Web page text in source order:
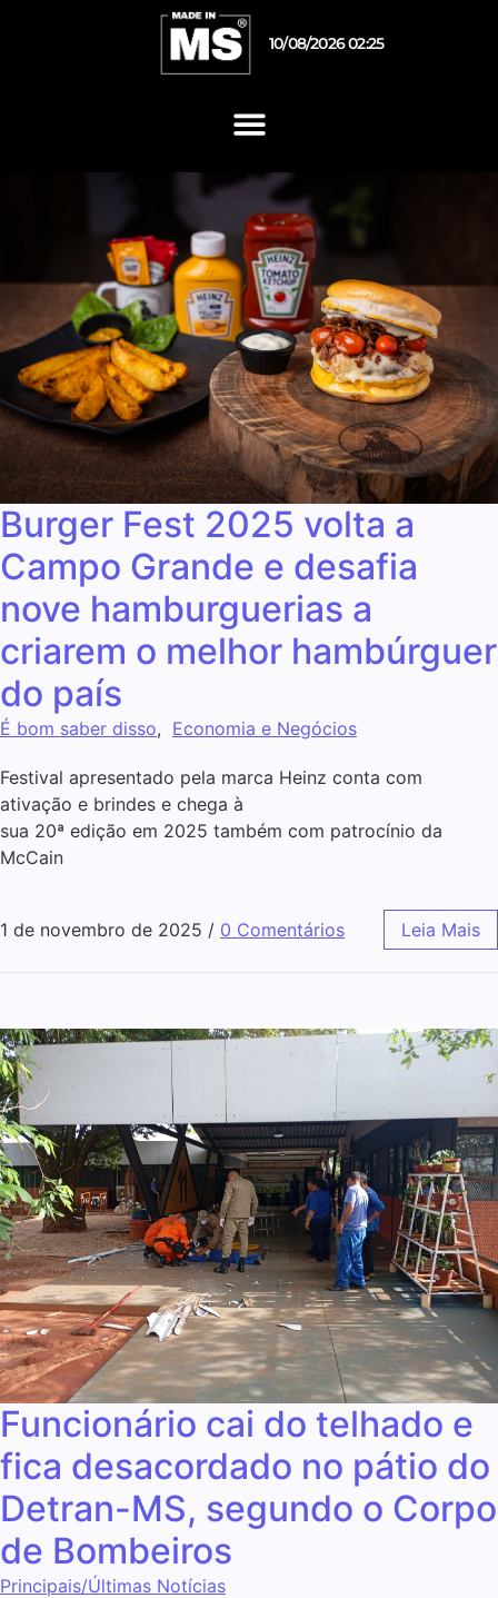
10/08/2026 02:25
Burger Fest 2025 volta a
Campo Grande e desafia
nove hamburguerias a
criarem o melhor hambúrguer
do país
É bom saber disso, Economia e Negócios
Festival apresentado pela marca Heinz conta com
ativação e brindes e chega à
sua 20ª edição em 2025 também com patrocínio da
McCain
1 de novembro de 2025 / 0 Comentários Leia Mais
Funcionário cai do telhado e
fica desacordado no pátio do
Detran-MS, segundo o Corpo
de Bombeiros
Principais/Últimas Notícias